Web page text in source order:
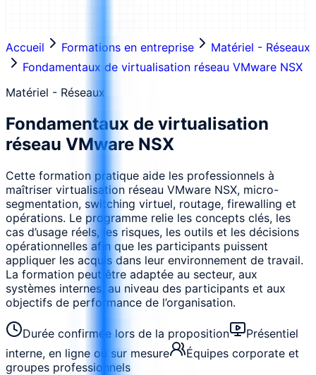
Accueil Formations en entreprise
Matériel - Réseaux
Fondamentaux de virtualisation réseau VMware NSX
Matériel - Réseaux
Fondamentaux de virtualisation
réseau VMware NSX
Cette formation pratique aide les professionnels à
maîtriser virtualisation réseau VMware NSX, micro-
segmentation, switching virtuel, routage, firewalling et
opérations. Le programme relie les concepts clés, les
cas d’usage réels, les risques, les outils et les décisions
opérationnelles afin que les participants puissent
appliquer les acquis dans leur environnement de travail.
La formation peut être adaptée au secteur, aux
systèmes internes, au niveau des participants et aux
objectifs de performance de l’organisation.
Durée confirmée lors de la proposition
Présentiel
interne, en ligne ou sur mesure
Équipes corporate et
groupes professionnels